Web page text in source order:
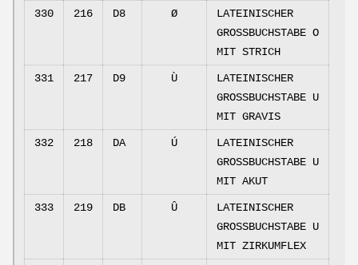
330 216 D8 Ø
LATEINISCHER
GROSSBUCHSTABE O
MIT STRICH
331 217 D9 Ù
LATEINISCHER
GROSSBUCHSTABE U
MIT GRAVIS
332 218 DA Ú
LATEINISCHER
GROSSBUCHSTABE U
MIT AKUT
333 219 DB Û
LATEINISCHER
GROSSBUCHSTABE U
MIT ZIRKUMFLEX